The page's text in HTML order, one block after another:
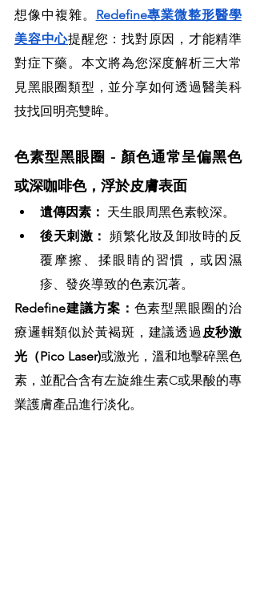
想像中複雜。 Redefine專業微整形醫學
美容中心提醒您：找對原因，才能精準
對症下藥。本文將為您深度解析三大常
見黑眼圈類型，並分享如何透過醫美科
技找回明亮雙眸。
色素型黑眼圈 - 顏色通常呈偏黑色
或深咖啡色，浮於皮膚表面
遺傳因素： 天生眼周黑色素較深。
後天刺激： 頻繁化妝及卸妝時的反
覆摩擦、揉眼睛的習慣，或因濕
疹、發炎導致的色素沉著。
Redefine建議方案： 色素型黑眼圈的治
療邏輯類似於黃褐斑，建議透過 皮秒激
光（Pico Laser)或激光，溫和地擊碎黑色
素，並配合含有左旋維生素C或果酸的專
業護膚產品進行淡化。